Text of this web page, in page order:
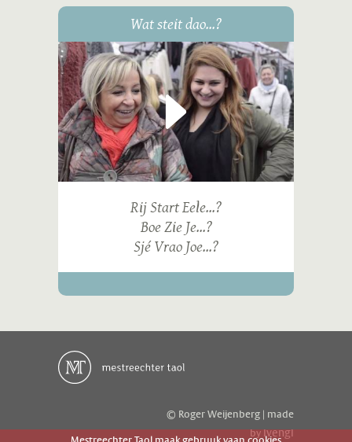
Wat steit dao...?
Rij Start Eele...?
Boe Zie Je...?
Sjé Vrao Joe...?
© Roger Weijenberg | made
byivengi